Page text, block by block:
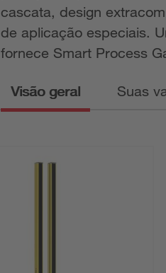
cascata, design
de aplicação especiais.
fornece Smart Process
Visão geral Suas